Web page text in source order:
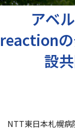
ご来院される方へ
診療科・部門
アベ
reaction
設
NTT東日本札幌病